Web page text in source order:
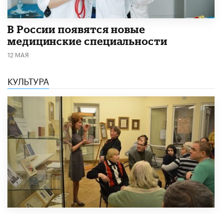
В России появятся новые
медицинские специальности
12 МАЯ
КУЛЬТУРА